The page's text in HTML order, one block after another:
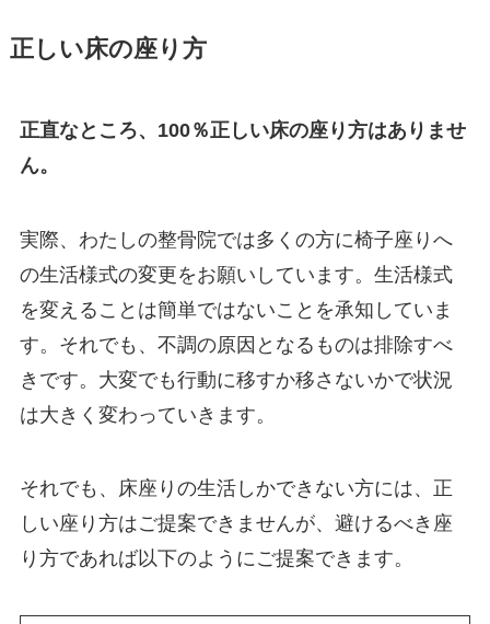
正しい床の座り方
正直なところ、100％正しい床の座り方はありませ
ん。
実際、わたしの整骨院では多くの方に椅子座りへ
の生活様式の変更をお願いしています。生活様式
を変えることは簡単ではないことを承知していま
す。それでも、不調の原因となるものは排除すべ
きです。大変でも行動に移すか移さないかで状況
は大きく変わっていきます。
それでも、床座りの生活しかできない方には、正
しい座り方はご提案できませんが、避けるべき座
り方であれば以下のようにご提案できます。